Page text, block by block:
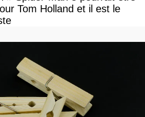
Tom Holland et il est le